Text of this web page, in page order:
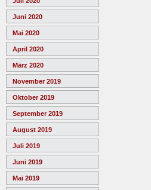
Juni 2020
Mai 2020
April 2020
März 2020
November 2019
Oktober 2019
September 2019
August 2019
Juli 2019
Juni 2019
Mai 2019